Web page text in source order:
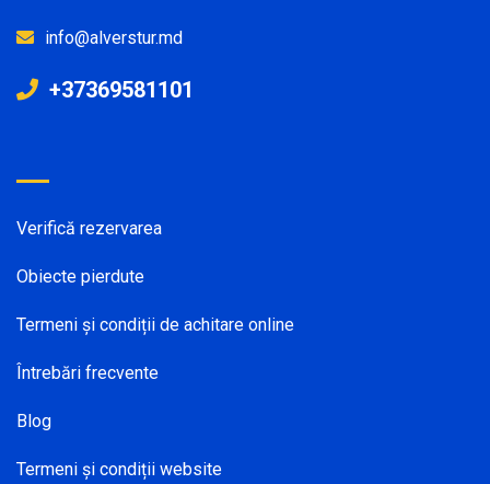
info@alverstur.md
+37369581101
Verifică rezervarea
Obiecte pierdute
Termeni și condiții de achitare online
Întrebări frecvente
Blog
Termeni și condiții website